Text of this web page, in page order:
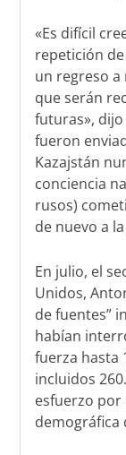
«Es difícil
repetición
un regreso
que serán
futuras», dijo
fueron
Kazajstán
conciencia
rusos)
de nuevo a
En julio, el
Unidos,
de fuentes”
habían
fuerza hasta
incluidos
esfuerzo
demográfica